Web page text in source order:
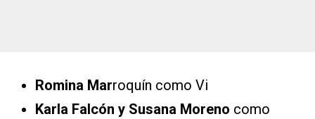
Romina Marroquín como Vi
Karla Falcón y Susana Moreno como